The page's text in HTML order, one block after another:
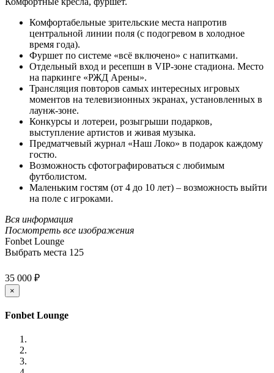
Комфортабельные зрительские места напротив
центральной линии поля (с подогревом в холодное
время года).
Фуршет по системе «всё включено» с напитками.
Отдельный вход и ресепшн в VIP-зоне стадиона. Место
на паркинге «РЖД Арены».
Трансляция повторов самых интересных игровых
моментов на телевизионных экранах, установленных в
лаунж-зоне.
Конкурсы и лотереи, розыгрыши подарков,
выступление артистов и живая музыка.
Предматчевый журнал «Наш Локо» в подарок каждому
гостю.
Возможность сфотографироваться с любимым
футболистом.
Маленьким гостям (от 4 до 10 лет) – возможность выйти
на поле с игроками.
Вся информация
Посмотреть все изображения
Fonbet Lounge
Выбрать места 125
35 000 ₽
×
Fonbet Lounge